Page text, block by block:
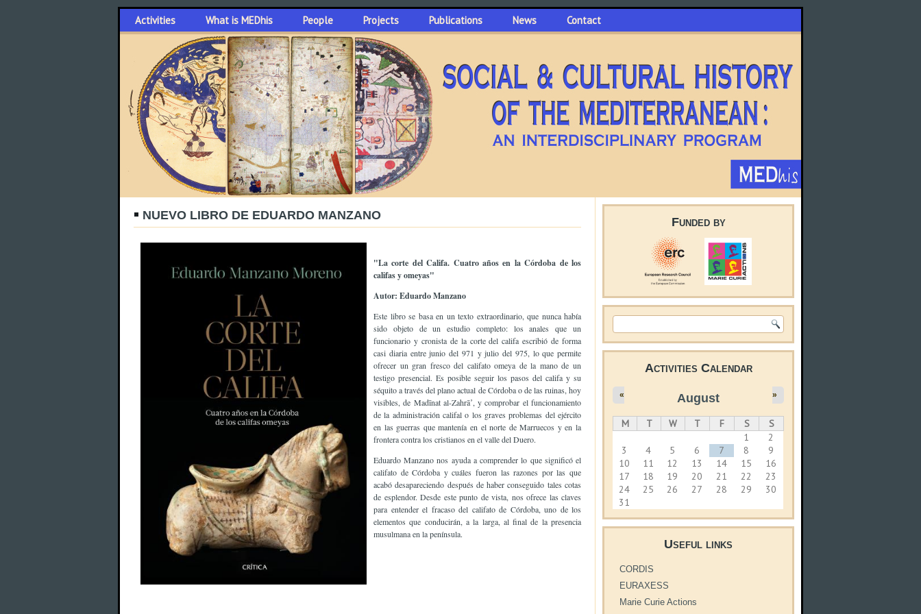
Activities What is MEDhis People Projects Publications News Contact
NUEVO LIBRO DE EDUARDO MANZANO
"La corte del Califa. Cuatro años en la Córdoba de los
califas y omeyas"
Autor: Eduardo Manzano
Este libro se basa en un texto extraordinario, que nunca había
sido objeto de un estudio completo: los anales que un
funcionario y cronista de la corte del califa escribió de forma
casi diaria entre junio del 971 y julio del 975, lo que permite
ofrecer un gran fresco del califato omeya de la mano de un
testigo presencial. Es posible seguir los pasos del califa y su
séquito a través del plano actual de Córdoba o de las ruinas, hoy
visibles, de Madīnat al-Zahrāʼ, y comprobar el funcionamiento
de la administración califal o los graves problemas del ejército
en las guerras que mantenía en el norte de Marruecos y en la
frontera contra los cristianos en el valle del Duero.
Eduardo Manzano nos ayuda a comprender lo que significó el
califato de Córdoba y cuáles fueron las razones por las que
acabó desapareciendo después de haber conseguido tales cotas
de esplendor. Desde este punto de vista, nos ofrece las claves
para entender el fracaso del califato de Córdoba, uno de los
elementos que conducirán, a la larga, al final de la presencia
musulmana en la península.
Funded by
Search form
Activities Calendar
August
« »
M T W T F S
S
1
2
3
4 5 6 7 8
9
10
11 12 13 14 15
16
17
18 19 20 21 22
23
24
25 26 27 28 29
30
31
Useful links
CORDIS
EURAXESS
Marie Curie Actions